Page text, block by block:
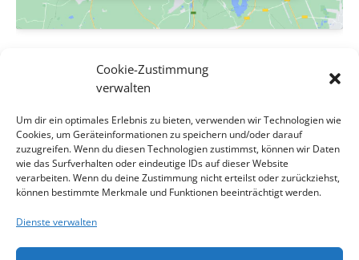
Cookie-Zustimmung
verwalten
Um dir ein optimales Erlebnis zu bieten, verwenden wir Technologien wie
Cookies, um Geräteinformationen zu speichern und/oder darauf
zuzugreifen. Wenn du diesen Technologien zustimmst, können wir Daten
wie das Surfverhalten oder eindeutige IDs auf dieser Website
verarbeiten. Wenn du deine Zustimmung nicht erteilst oder zurückziehst,
können bestimmte Merkmale und Funktionen beeinträchtigt werden.
Dienste verwalten
Evang. Pfarrgemeinde A.B. Wien-Hetzendorf
Wien, Wien 1120 Österreich Google Karte anzeigen
Veranstaltungsort-Website anzeigen
Gottesdienst zum 5. Sonntag
Hübner
Gottesdienst zum 7. Sonntag nach